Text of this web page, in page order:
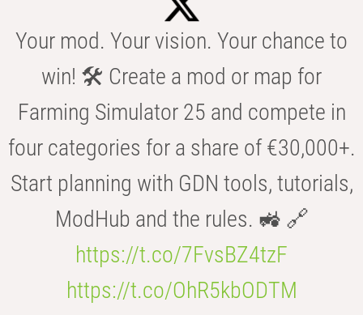
Your mod. Your vision. Your chance to
win! 🛠️ Create a mod or map for
Farming Simulator 25 and compete in
four categories for a share of €30,000+.
Start planning with GDN tools, tutorials,
ModHub and the rules. 🚜 🔗
https://t.co/7FvsBZ4tzF
https://t.co/OhR5kbODTM